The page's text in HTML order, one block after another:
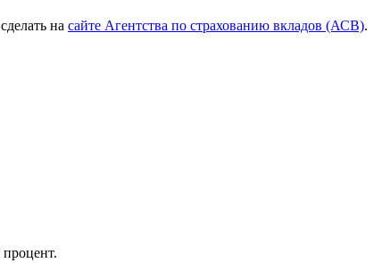
на сайте Агентства по страхованию вкладов (АСВ).